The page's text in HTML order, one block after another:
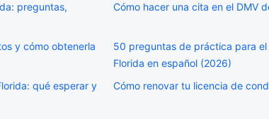
preguntas,
Cómo hacer una cita en el DMV
y cómo obtenerla
50 preguntas de práctica para
Florida en español (2026)
qué esperar y
Cómo renovar tu licencia de